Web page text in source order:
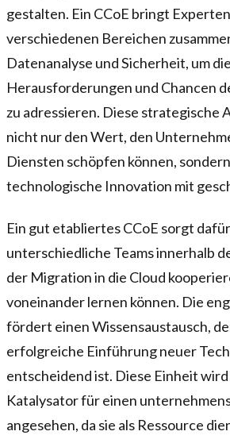
gestalten. Ein CCoE bringt
verschiedenen Bereichen
Datenanalyse und Sicherheit, um
Herausforderungen und Chancen
zu adressieren. Diese strategische
nicht nur den Wert, den
Diensten schöpfen können,
technologische Innovation mit
Ein gut etabliertes CCoE sorgt
unterschiedliche Teams innerhalb
der Migration in die Cloud
voneinander lernen können. Die
fördert einen Wissensaustausch,
erfolgreiche Einführung neuer
entscheidend ist. Diese Einheit
Katalysator für einen
angesehen, da sie als Ressource